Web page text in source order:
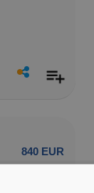
840 EUR